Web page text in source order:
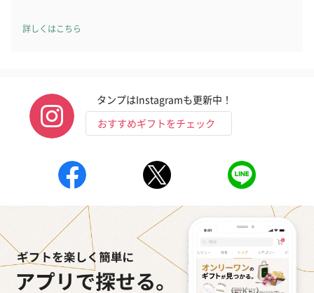
おつまみ・その他
お酒にぴったりのおつまみ・サプリを同梱してお届けいたしま
詳しくはこちら
タンプはInstagramも更新中！
おすすめギフトをチェック